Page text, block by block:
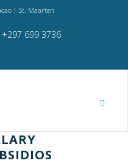
| St. Maarten
699 3736